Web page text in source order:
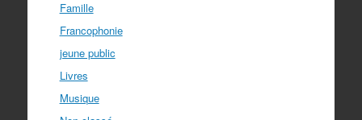
Famille
Francophonie
jeune public
Livres
Musique